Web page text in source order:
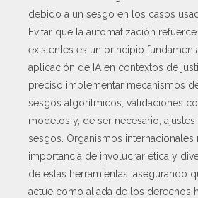
debido a un sesgo en los casos
Evitar que la automatización
existentes es un principio
aplicación de IA en contextos de
preciso implementar mecanismos
sesgos algorítmicos, validaciones
modelos y, de ser necesario,
sesgos. Organismos internacionales
importancia de involucrar ética y
de estas herramientas, asegurando
actúe como aliada de los derechos